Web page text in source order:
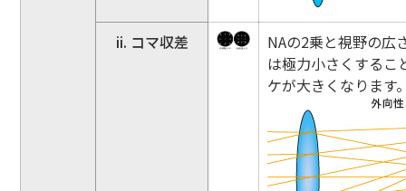
ii. コマ収差
NAの2乗と視野の広
は極力小さくするこ
ケが大きくなります